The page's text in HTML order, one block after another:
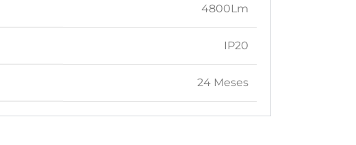
4800Lm
IP20
24 Meses